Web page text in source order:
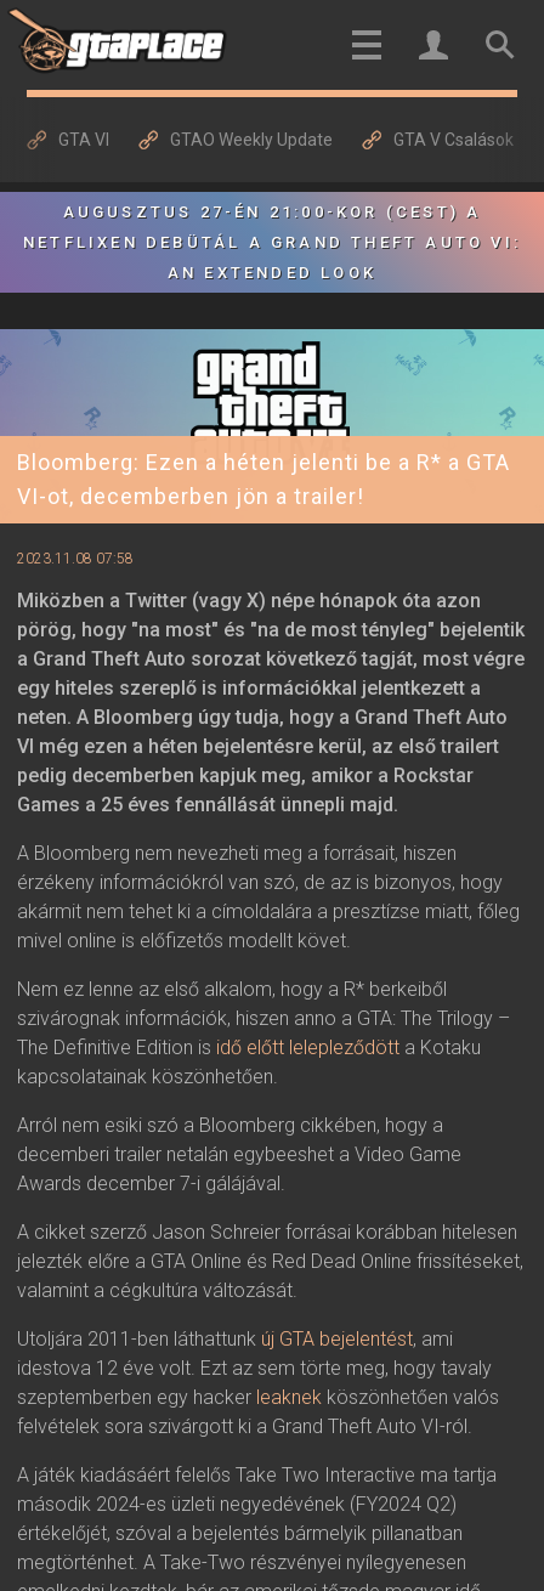
GTA VI GTAO Weekly Update GTA V Csalások
AUGUSZTUS 27-ÉN 21:00-KOR (CEST) A
NETFLIXEN DEBÜTÁL A GRAND THEFT AUTO VI:
AN EXTENDED LOOK
Bloomberg: Ezen a héten jelenti be a R* a GTA
VI-ot, decemberben jön a trailer!
2023.11.08 07:58
Miközben a Twitter (vagy X) népe hónapok óta azon
pörög, hogy "na most" és "na de most tényleg" bejelentik
a Grand Theft Auto sorozat következő tagját, most végre
egy hiteles szereplő is információkkal jelentkezett a
neten. A Bloomberg úgy tudja, hogy a Grand Theft Auto
VI még ezen a héten bejelentésre kerül, az első trailert
pedig decemberben kapjuk meg, amikor a Rockstar
Games a 25 éves fennállását ünnepli majd.
A Bloomberg nem nevezheti meg a forrásait, hiszen
érzékeny információkról van szó, de az is bizonyos, hogy
akármit nem tehet ki a címoldalára a presztízse miatt, főleg
mivel online is előfizetős modellt követ.
Nem ez lenne az első alkalom, hogy a R* berkeiből
szivárognak információk, hiszen anno a GTA: The Trilogy –
The Definitive Edition is idő előtt lelepleződött a Kotaku
kapcsolatainak köszönhetően.
Arról nem esiki szó a Bloomberg cikkében, hogy a
decemberi trailer netalán egybeeshet a Video Game
Awards december 7-i gálájával.
A cikket szerző Jason Schreier forrásai korábban hitelesen
jelezték előre a GTA Online és Red Dead Online frissítéseket,
valamint a cégkultúra változását.
Utoljára 2011-ben láthattunk új GTA bejelentést, ami
idestova 12 éve volt. Ezt az sem törte meg, hogy tavaly
szeptemberben egy hacker leaknek köszönhetően valós
felvételek sora szivárgott ki a Grand Theft Auto VI-ról.
A játék kiadásáért felelős Take Two Interactive ma tartja
második 2024-es üzleti negyedévének (FY2024 Q2)
értékelőjét, szóval a bejelentés bármelyik pillanatban
megtörténhet. A Take-Two részvényei nyílegyenesen